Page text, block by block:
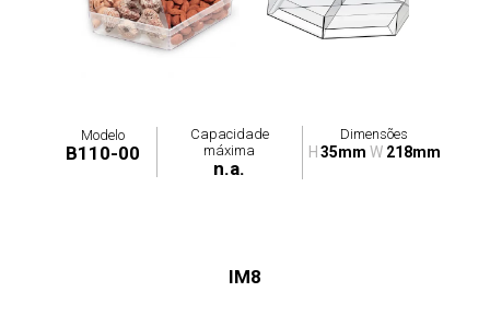
Modelo
B110-00
Capacidade
máxima
n.a.
Dimensões
H35mm W 218mm
IM8